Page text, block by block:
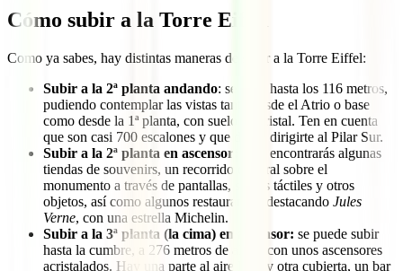
Cómo subir a la Torre Eiffel
Como ya sabes, hay distintas maneras de subir a la Torre Eiffel:
Subir a la 2ª planta andando: se sube hasta los 116 metros,
pudiendo contemplar las vistas tanto desde el Atrio o base
como desde la 1ª planta, con suelo de cristal. Ten en cuenta
que son casi 700 escalones y que debes dirigirte al Pilar Sur.
Subir a la 2ª planta en ascensor:
aquí encontrarás algunas
tiendas de souvenirs, un recorrido cultural sobre el
monumento a través de pantallas, suelos táctiles y otros
objetos, así como algunos restaurantes, destacando Jules
Verne, con una estrella Michelin.
Subir a la 3ª planta (la cima) en ascensor: se puede subir
hasta la cumbre, a 276 metros de altura con unos ascensores
acristalados. Hay una parte al aire libre y otra cubierta, un bar